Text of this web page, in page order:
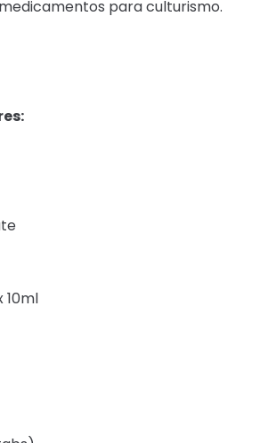
para culturismo.
10ml